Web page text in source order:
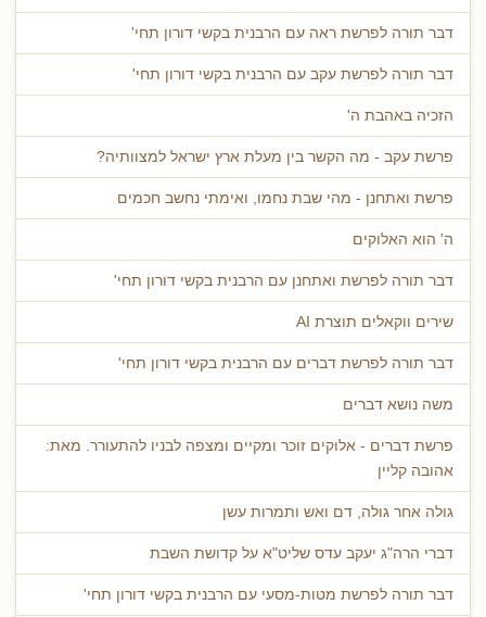
דבר תורה לפרשת ראה עם הרבנית בקשי דורון תחי'
דבר תורה לפרשת עקב עם הרבנית בקשי דורון תחי'
הזכיה באהבת ה'
פרשת עקב - מה הקשר בין מעלת ארץ ישראל למצוותיה?
פרשת ואתחנן - מהי שבת נחמו, ואימתי נחשב חכמים
ה' הוא האלוקים
דבר תורה לפרשת ואתחנן עם הרבנית בקשי דורון תחי'
שירים ווקאלים תוצרת AI
דבר תורה לפרשת דברים עם הרבנית בקשי דורון תחי'
משה נושא דברים
פרשת דברים - אלוקים זוכר ומקיים ומצפה לבניו להתעורר. מאת:
אהובה קליין
גולה אחר גולה, דם ואש ותמרות עשן
דברי הרה"ג יעקב עדס שליט"א על קדושת השבת
דבר תורה לפרשת מטות-מסעי עם הרבנית בקשי דורון תחי'